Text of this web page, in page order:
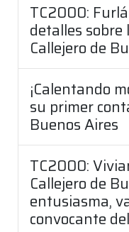
TC2000:
detalles sobre
Callejero de
¡Calentando
su primer
Buenos Aires
TC2000:
Callejero de
entusiasma,
convocante